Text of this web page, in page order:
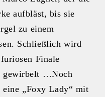
aufbläst, bis sie
zu einem
Schließlich wird
Finale
gewirbelt …Noch
„Foxy Lady“ mit